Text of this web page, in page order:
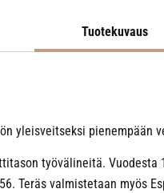
Tuotekuvaus
yleisveitseksi
työvälineitä.
Teräs valmistetaan myös